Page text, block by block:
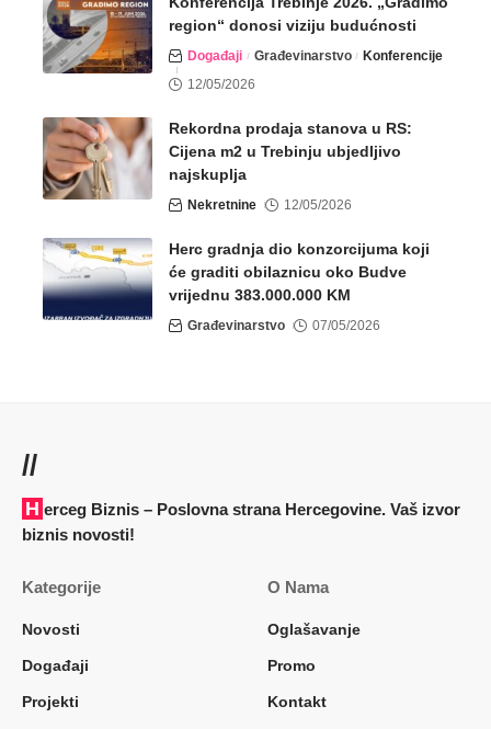
region“ donosi viziju budućnosti
Događaji Građevinarstvo
Konferencije
12/05/2026
Rekordna prodaja stanova u RS:
Cijena m2 u Trebinju ubjedljivo
najskuplja
Nekretnine 12/05/2026
Herc gradnja dio konzorcijuma koji
će graditi obilaznicu oko Budve
vrijednu 383.000.000 KM
Građevinarstvo 07/05/2026
//
Herceg Biznis – Poslovna strana Hercegovine. Vaš izvor
biznis novosti!
Kategorije
Novosti
Događaji
Projekti
O Nama
Oglašavanje
Promo
Kontakt